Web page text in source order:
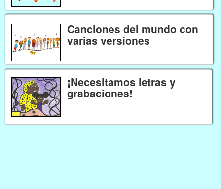
Canciones del mundo con
varias versiones
¡Necesitamos letras y
grabaciones!